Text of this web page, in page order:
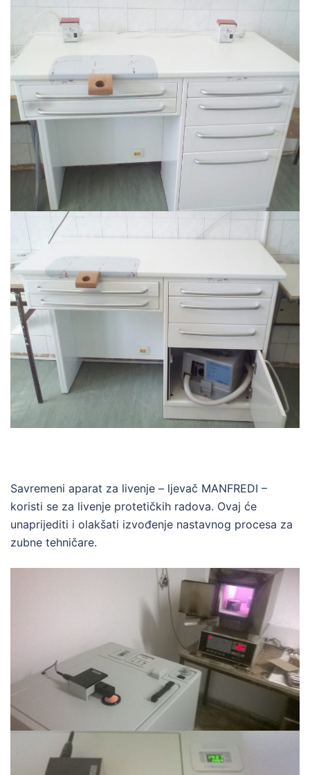
Savremeni aparat za livenje – ljevač MANFREDI –
koristi se za livenje protetičkih radova. Ovaj će
unaprijediti i olakšati izvođenje nastavnog procesa za
zubne tehničare.